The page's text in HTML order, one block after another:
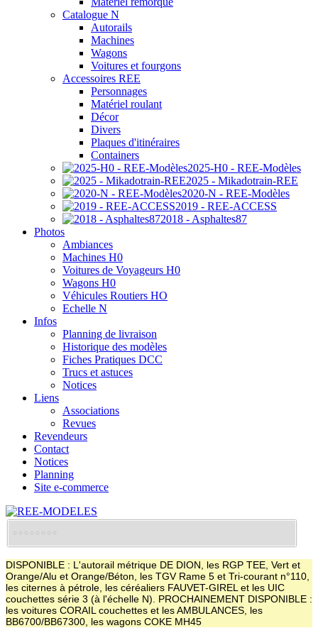
Catalogue N
Autorails
Machines
Wagons
Voitures et fourgons
Accessoires REE
Personnages
Matériel roulant
Décor
Divers
Plaques d'itinéraires
Containers
2025-H0 - REE-Modèles
2025 - Mikadotrain-REE
2020-N - REE-Modèles
2019 - REE-ACCESS
2018 - Asphaltes87
Photos
Ambiances
Machines H0
Voitures de Voyageurs H0
Wagons H0
Véhicules Routiers HO
Echelle N
Infos
Planning de livraison
Historique des modèles
Fiches Pratiques DCC
Trucs et astuces
Notices
Liens
Associations
Revues
Revendeurs
Contact
Notices
Planning
Site e-commerce
DISPONIBLE : L'autorail métrique DE DION, les RGP TEE, Vert et
Orange/Alu et Orange/Béton, les TGV Rame 5 et Tri-courant n°110,
les citernes à pétrole, les céréaliers FAUVET-GIREL et les UIC
couchettes série 3 (à l'échelle N). PROCHAINEMENT DISPONIBLE :
les voitures CORAIL couchettes et les AMBULANCES, les
BB6700/BB67300, les wagons COKE MH45